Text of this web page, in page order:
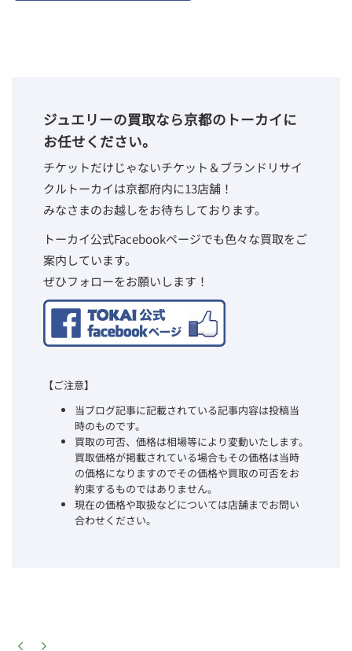
ジュエリーの買取なら京都のトーカイに
お任せください。
チケットだけじゃないチケット＆ブランドリサイ
クルトーカイは京都府内に13店舗！
みなさまのお越しをお待ちしております。
トーカイ公式Facebookページでも色々な買取をご
案内しています。
ぜひフォローをお願いします！
【ご注意】
当ブログ記事に記載されている記事内容は投稿当
時のものです。
買取の可否、価格は相場等により変動いたします。
買取価格が掲載されている場合もその価格は当時
の価格になりますのでその価格や買取の可否をお
約束するものではありません。
現在の価格や取扱などについては店舗までお問い
合わせください。